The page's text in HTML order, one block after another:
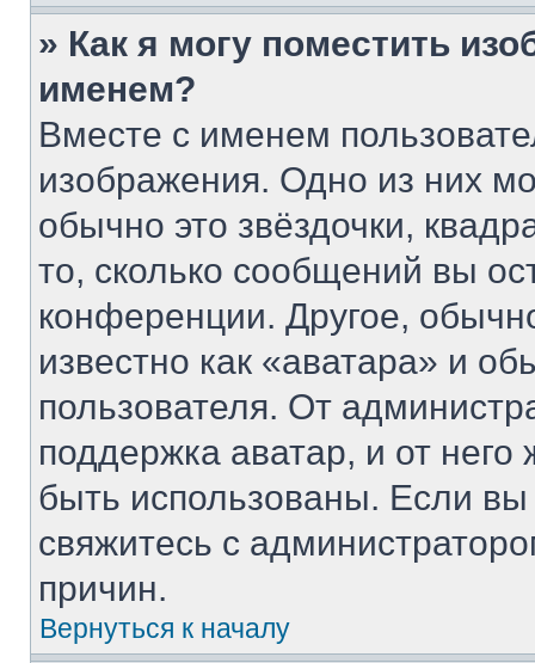
» Как я могу поместить
именем?
Вместе с именем
изображения. Одно из них
обычно это звёздочки,
то, сколько сообщений вы
конференции. Другое,
известно как «аватара» и
пользователя. От
поддержка аватар, и от него
быть использованы. Если
свяжитесь с
причин.
Вернуться к началу